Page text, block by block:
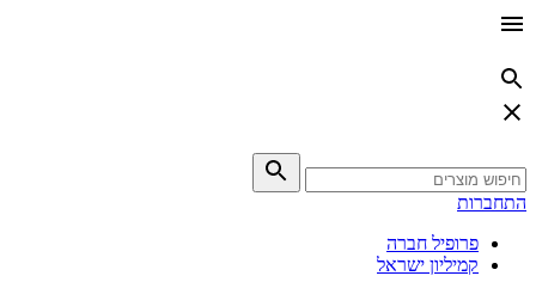
התחברות
פרופיל חברה
קמיליון ישראל